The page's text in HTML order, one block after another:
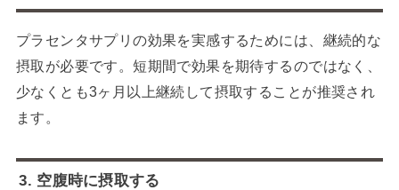
プラセンタサプリの効果を実感するためには、継続的な
摂取が必要です。短期間で効果を期待するのではなく、
少なくとも3ヶ月以上継続して摂取することが推奨され
ます。
3. 空腹時に摂取する